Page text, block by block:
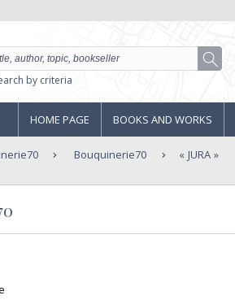
by criteria
HOME PAGE BOOKS AND WORKS
Bouquinerie70 JURA